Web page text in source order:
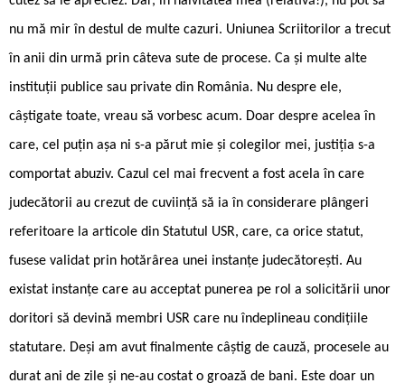
nu mă mir în destul de multe cazuri. Uniunea Scriitorilor a trecut
în anii din urmă prin câteva sute de procese. Ca și multe alte
instituții publice sau private din România. Nu despre ele,
câștigate toate, vreau să vorbesc acum. Doar despre acelea în
care, cel puțin așa ni s-a părut mie și colegilor mei, justiția s-a
comportat abuziv. Cazul cel mai frecvent a fost acela în care
judecătorii au crezut de cuviință să ia în considerare plângeri
referitoare la articole din Statutul USR, care, ca orice statut,
fusese validat prin hotărârea unei instanțe judecătorești. Au
existat instanțe care au acceptat punerea pe rol a solicitării unor
doritori să devină membri USR care nu îndeplineau condițiile
statutare. Deși am avut finalmente câștig de cauză, procesele au
durat ani de zile și ne-au costat o groază de bani. Este doar un